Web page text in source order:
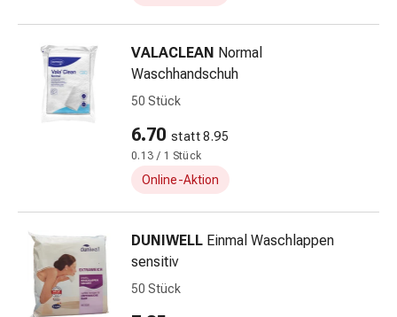
Narben,Tinkturen
Gels
Trockene
Spröde
Haut
Schwitzen
Unreine
Haut
&
Pickel
VALACLEAN Normal
Waschhandschuh
50 Stück
6.70 statt 8.95
0.13 / 1 Stück
Online-Aktion
DUNIWELL Einmal Waschlappen
sensitiv
50 Stück